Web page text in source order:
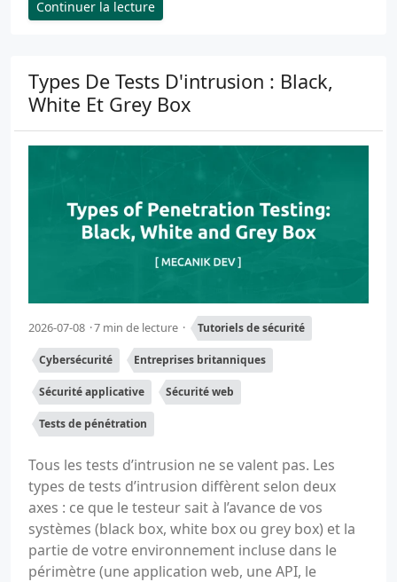
Continuer la lecture
Types De Tests D'intrusion : Black,
White Et Grey Box
2026-07-08 7 min de lecture Tutoriels de sécurité
Cybersécurité Entreprises britanniques
Sécurité applicative Sécurité web
Tests de pénétration
Tous les tests d’intrusion ne se valent pas. Les
types de tests d’intrusion diffèrent selon deux
axes : ce que le testeur sait à l’avance de vos
systèmes (black box, white box ou grey box) et la
partie de votre environnement incluse dans le
périmètre (une application web, une API, le